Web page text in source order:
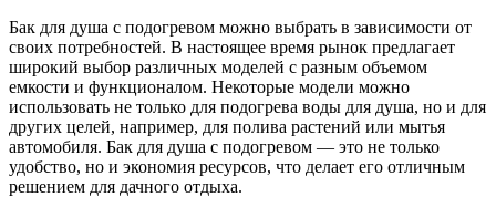
Бак для душа с подогревом можно выбрать в зависимости от
своих потребностей. В настоящее время рынок предлагает
широкий выбор различных моделей с разным объемом
емкости и функционалом. Некоторые модели можно
использовать не только для подогрева воды для душа, но и для
других целей, например, для полива растений или мытья
автомобиля. Бак для душа с подогревом — это не только
удобство, но и экономия ресурсов, что делает его отличным
решением для дачного отдыха.